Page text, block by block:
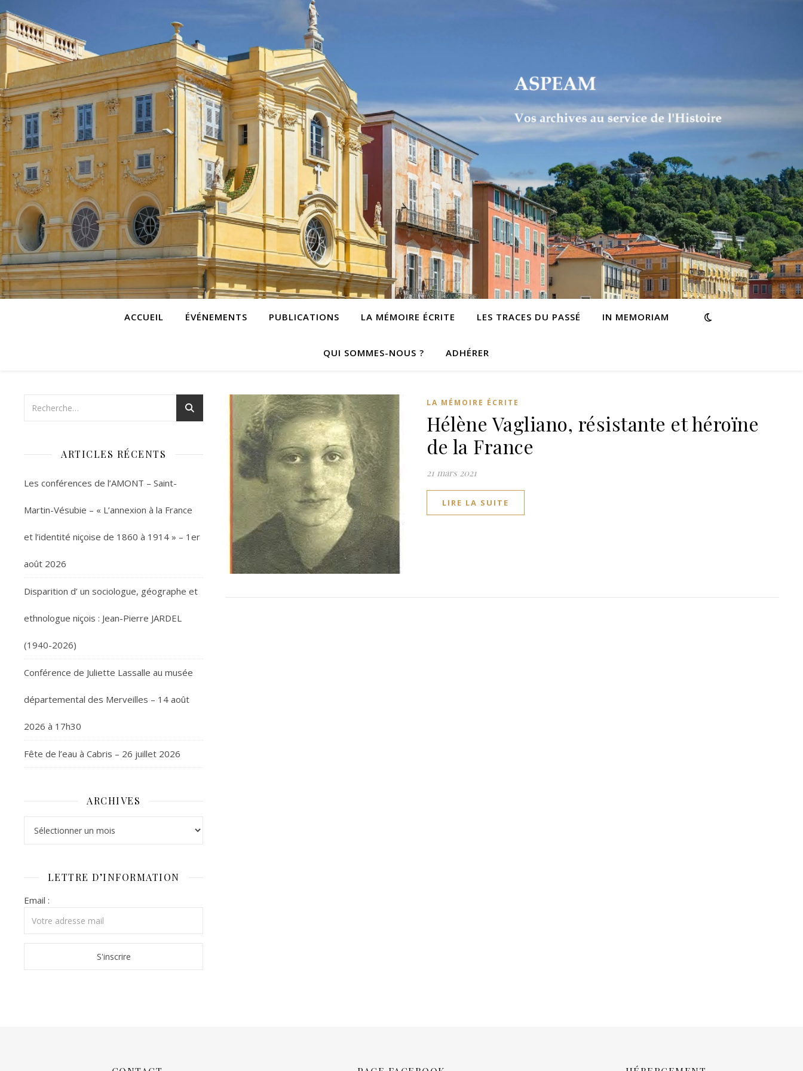
ACCUEIL ÉVÉNEMENTS PUBLICATIONS LA MÉMOIRE ÉCRITE LES TRACES DU PASSÉ IN MEMORIAM
QUI SOMMES-NOUS ? ADHÉRER
ARTICLES RÉCENTS
Les conférences de l’AMONT – Saint-
Martin-Vésubie – « L’annexion à la France
et l’identité niçoise de 1860 à 1914 » – 1er
août 2026
Disparition d’ un sociologue, géographe et
ethnologue niçois : Jean-Pierre JARDEL
(1940-2026)
Conférence de Juliette Lassalle au musée
départemental des Merveilles – 14 août
2026 à 17h30
Fête de l’eau à Cabris – 26 juillet 2026
ARCHIVES
LETTRE D’INFORMATION
Email :
LA MÉMOIRE ÉCRITE
Hélène Vagliano, résistante et héroïne
de la France
21 mars 2021
LIRE LA SUITE